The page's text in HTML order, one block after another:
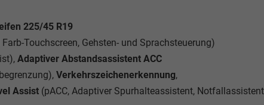
225/45 R19
Touchscreen, Gehsten- und Sprachsteuerung)
Adaptiver Abstandsassistent ACC
Verkehrszeichenerkennung,
Assist (pACC, Adaptiver Spurhalteassistent,